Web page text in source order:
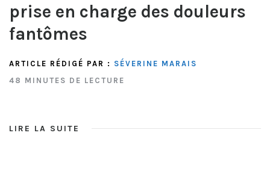
prise en charge des douleurs
fantômes
ARTICLE RÉDIGÉ PAR : SÉVERINE MARAIS
48 MINUTES DE LECTURE
LIRE LA SUITE